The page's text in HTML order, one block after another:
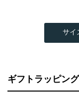
サイ
ギフトラッピン